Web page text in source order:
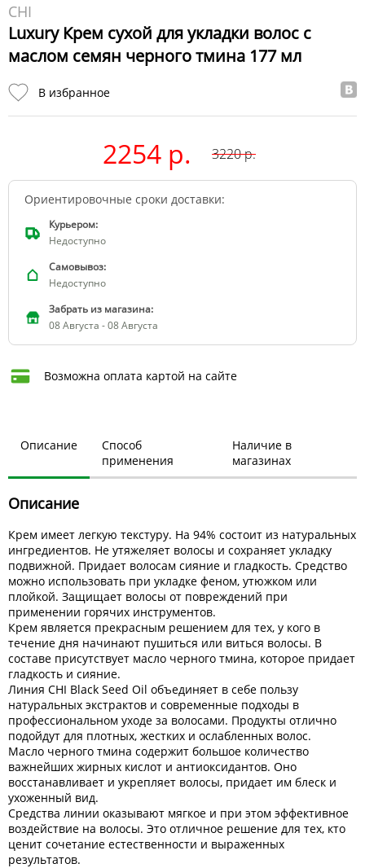
CHI
Luxury Крем сухой для укладки волос с
маслом семян черного тмина 177 мл
В избранное
2254 р. 3220р.
Ориентировочные сроки доставки:
Курьером:
Недоступно
Самовывоз:
Недоступно
Забрать из магазина:
08 Августа - 08 Августа
Возможна оплата картой на сайте
Описание
Способ
применения
Наличие в
магазинах
Описание
Крем имеет легкую текстуру. На 94% состоит из натуральных
ингредиентов. Не утяжеляет волосы и сохраняет укладку
подвижной. Придает волосам сияние и гладкость. Средство
можно использовать при укладке феном, утюжком или
плойкой. Защищает волосы от повреждений при
применении горячих инструментов.
Крем является прекрасным решением для тех, у кого в
течение дня начинают пушиться или виться волосы. В
составе присутствует масло черного тмина, которое придает
гладкость и сияние.
Линия CHI Black Seed Oil объединяет в себе пользу
натуральных экстрактов и современные подходы в
профессиональном уходе за волосами. Продукты отлично
подойдут для плотных, жестких и ослабленных волос.
Масло черного тмина содержит большое количество
важнейших жирных кислот и антиоксидантов. Оно
восстанавливает и укрепляет волосы, придает им блеск и
ухоженный вид.
Средства линии оказывают мягкое и при этом эффективное
воздействие на волосы. Это отличное решение для тех, кто
ценит сочетание естественности и выраженных
результатов.